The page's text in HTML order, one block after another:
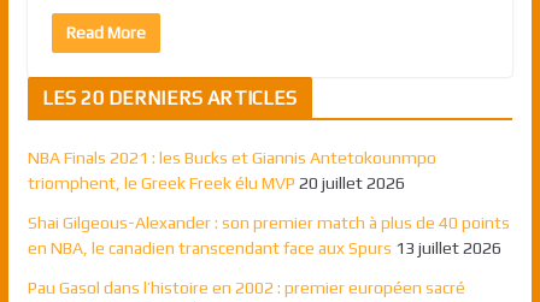
Read More
LES 20 DERNIERS ARTICLES
NBA Finals 2021 : les Bucks et Giannis Antetokounmpo
triomphent, le Greek Freek élu MVP 20 juillet 2026
Shai Gilgeous-Alexander : son premier match à plus de 40 points
en NBA, le canadien transcendant face aux Spurs 13 juillet 2026
Pau Gasol dans l’histoire en 2002 : premier européen sacré